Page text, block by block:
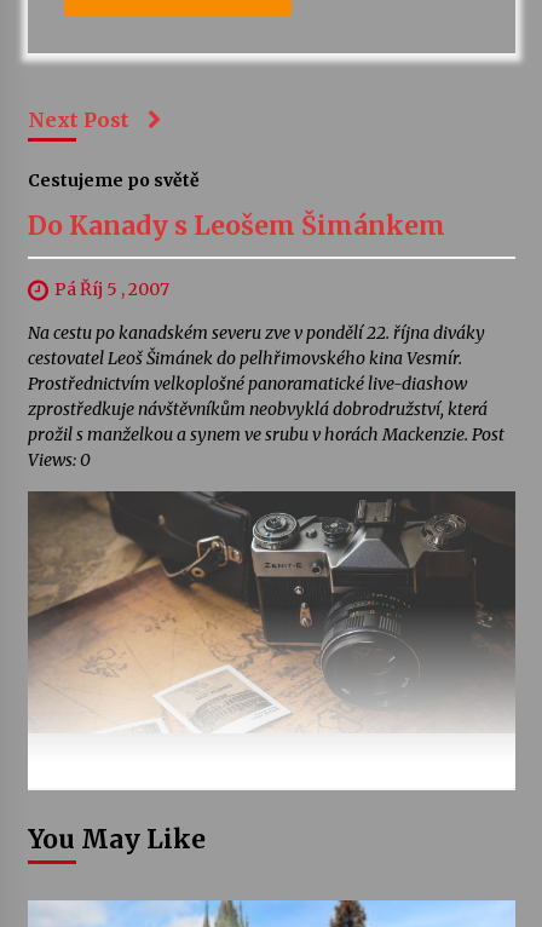
Next Post
Cestujeme po světě
Do Kanady s Leošem Šimánkem
Pá Říj 5 , 2007
Na cestu po kanadském severu zve v pondělí 22. října diváky
cestovatel Leoš Šimánek do pelhřimovského kina Vesmír.
Prostřednictvím velkoplošné panoramatické live-diashow
zprostředkuje návštěvníkům neobvyklá dobrodružství, která
prožil s manželkou a synem ve srubu v horách Mackenzie. Post
Views: 0
You May Like